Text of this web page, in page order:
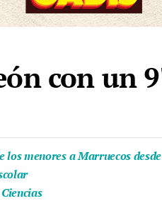
con un
menores a Marruecos